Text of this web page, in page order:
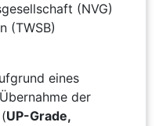
(NVG)
(TWSB)
eines
der
UP-Grade,